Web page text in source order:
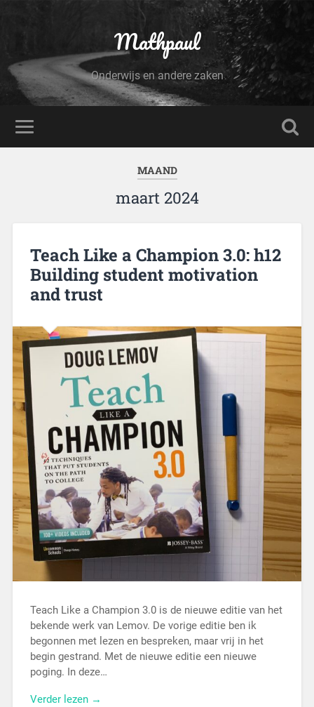
Mathpaul
Onderwijs en andere zaken
MAAND
maart 2024
Teach Like a Champion 3.0: h12
Building student motivation
and trust
Teach Like a Champion 3.0 is de nieuwe editie van het
bekende werk van Lemov. De vorige editie ben ik
begonnen met lezen en bespreken, maar vrij in het
begin gestrand. Met de nieuwe editie een nieuwe
poging. In deze…
Verder lezen →